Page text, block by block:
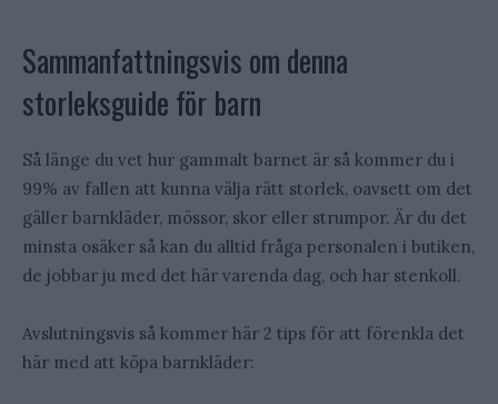
Sammanfattningsvis om denna
storleksguide för barn
Så länge du vet hur gammalt barnet är så kommer du i
99% av fallen att kunna välja rätt storlek, oavsett om det
gäller barnkläder, mössor, skor eller strumpor. Är du det
minsta osäker så kan du alltid fråga personalen i butiken,
de jobbar ju med det här varenda dag, och har stenkoll.
Avslutningsvis så kommer här 2 tips för att förenkla det
här med att köpa barnkläder: